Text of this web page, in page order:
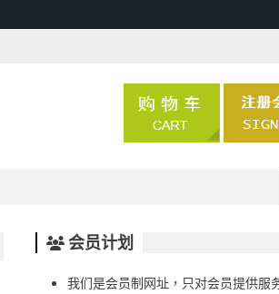
会员计划
我们是会员制网址，只对会员提供服